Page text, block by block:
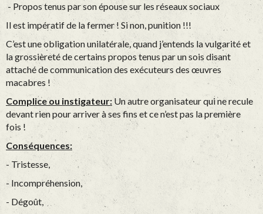
- Propos tenus par son épouse sur les réseaux sociaux
Il est impératif de la fermer ! Si non, punition !!!
C’est une obligation unilatérale, quand j’entends la vulgarité et
la grossièreté de certains propos tenus par un sois disant
attaché de communication des exécuteurs des œuvres
macabres !
Complice ou instigateur: Un autre organisateur qui ne recule
devant rien pour arriver à ses fins et ce n’est pas la première
fois !
Conséquences:
- Tristesse,
- Incompréhension,
- Dégoût,